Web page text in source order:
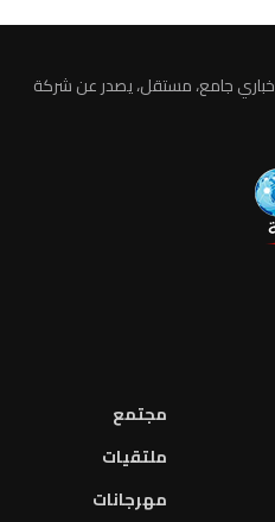
اخباري جامع، مستقل، يصدر عن شركة
مجتمع
ملتقيات
مهرجانات